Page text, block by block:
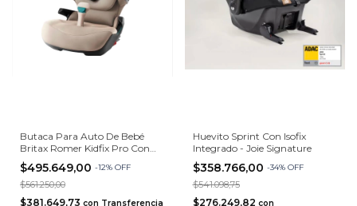
Butaca Para Auto De Bebé
Britax Romer Kidfix Pro Con
Isofix
$495.649,00 -12% OFF
$561.250,00
$381.649,73 con Transferencia
Huevito Sprint Con Isofix
Integrado - Joie Signature
$358.766,00 -34% OFF
$541.098,75
$276.249,82 con